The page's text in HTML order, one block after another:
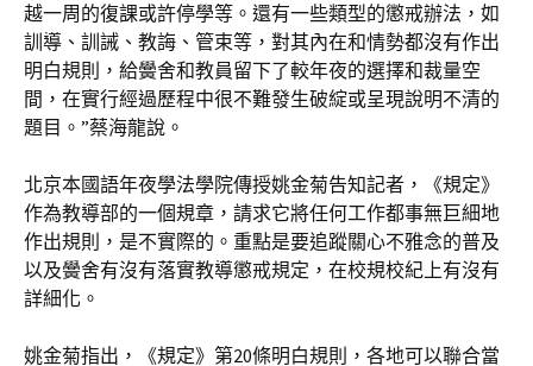
越一周的復課或許停學等。還有一些類型的懲戒辦法，如
訓導、訓誡、教誨、管束等，對其內在和情勢都沒有作出
明白規則，給黌舍和教員留下了較年夜的選擇和裁量空
間，在實行經過歷程中很不難發生破綻或呈現說明不清的
題目。”蔡海龍說。
北京本國語年夜學法學院傳授姚金菊告知記者，《規定》
作為教導部的一個規章，請求它將任何工作都事無巨細地
作出規則，是不實際的。重點是要追蹤關心不雅念的普及
以及黌舍有沒有落實教導懲戒規定，在校規校紀上有沒有
詳細化。
姚金菊指出，《規定》第20條明白規則，各地可以聯合當